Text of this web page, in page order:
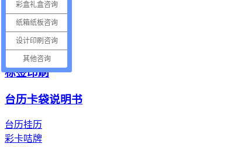
餐具纸托
电子产品纸托
电器包装纸托
标签印刷
台历卡袋说明书
台历挂历
彩卡咭牌
彩盒礼盒咨询
纸箱纸板咨询
设计印刷咨询
其他咨询